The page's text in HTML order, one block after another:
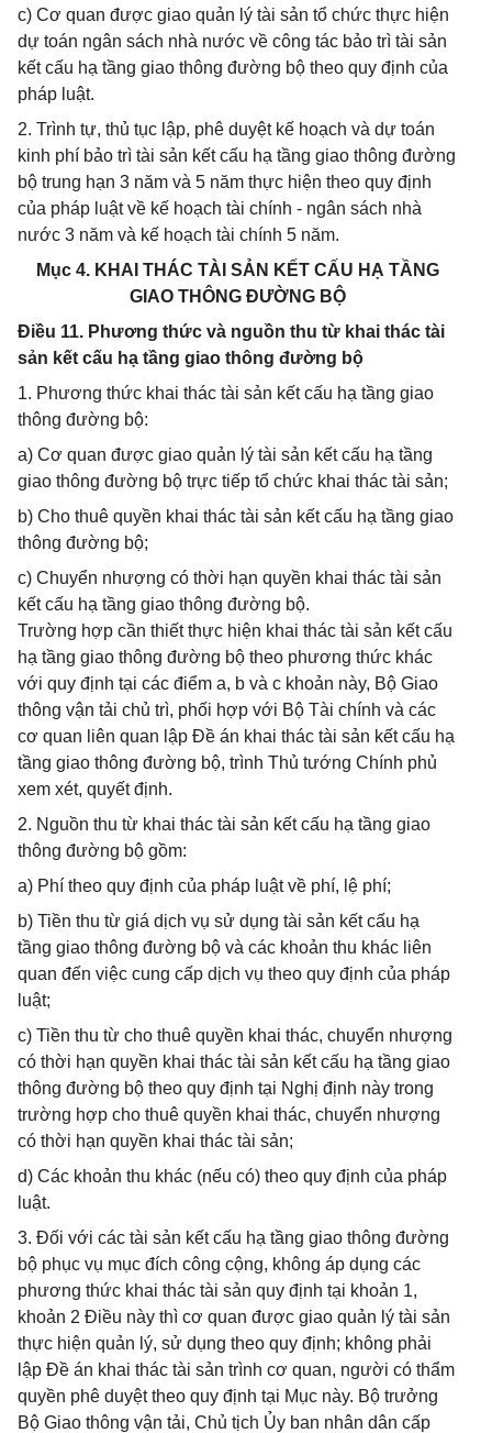
c) Cơ quan được giao quản lý tài sản tổ chức thực hiện
dự toán ngân sách nhà nước về công tác bảo trì tài sản
kết cấu hạ tầng giao thông đường bộ theo quy định của
pháp luật.
2. Trình tự, thủ tục lập, phê duyệt kế hoạch và dự toán
kinh phí bảo trì tài sản kết cấu hạ tầng giao thông đường
bộ trung hạn 3 năm và 5 năm thực hiện theo quy định
của pháp luật về kế hoạch tài chính - ngân sách nhà
nước 3 năm và kế hoạch tài chính 5 năm.
Mục 4. KHAI THÁC TÀI SẢN KẾT CẤU HẠ TẦNG
GIAO THÔNG ĐƯỜNG BỘ
Điều 11. Phương thức và nguồn thu từ khai thác tài
sản kết cấu hạ tầng giao thông đường bộ
1. Phương thức khai thác tài sản kết cấu hạ tầng giao
thông đường bộ:
a) Cơ quan được giao quản lý tài sản kết cấu hạ tầng
giao thông đường bộ trực tiếp tổ chức khai thác tài sản;
b) Cho thuê quyền khai thác tài sản kết cấu hạ tầng giao
thông đường bộ;
c) Chuyển nhượng có thời hạn quyền khai thác tài sản
kết cấu hạ tầng giao thông đường bộ.
Trường hợp cần thiết thực hiện khai thác tài sản kết cấu
hạ tầng giao thông đường bộ theo phương thức khác
với quy định tại các điểm a, b và c khoản này, Bộ Giao
thông vận tải chủ trì, phối hợp với Bộ Tài chính và các
cơ quan liên quan lập Đề án khai thác tài sản kết cấu hạ
tầng giao thông đường bộ, trình Thủ tướng Chính phủ
xem xét, quyết định.
2. Nguồn thu từ khai thác tài sản kết cấu hạ tầng giao
thông đường bộ gồm:
a) Phí theo quy định của pháp luật về phí, lệ phí;
b) Tiền thu từ giá dịch vụ sử dụng tài sản kết cấu hạ
tầng giao thông đường bộ và các khoản thu khác liên
quan đến việc cung cấp dịch vụ theo quy định của pháp
luật;
c) Tiền thu từ cho thuê quyền khai thác, chuyển nhượng
có thời hạn quyền khai thác tài sản kết cấu hạ tầng giao
thông đường bộ theo quy định tại Nghị định này trong
trường hợp cho thuê quyền khai thác, chuyển nhượng
có thời hạn quyền khai thác tài sản;
d) Các khoản thu khác (nếu có) theo quy định của pháp
luật.
3. Đối với các tài sản kết cấu hạ tầng giao thông đường
bộ phục vụ mục đích công cộng, không áp dụng các
phương thức khai thác tài sản quy định tại khoản 1,
khoản 2 Điều này thì cơ quan được giao quản lý tài sản
thực hiện quản lý, sử dụng theo quy định; không phải
lập Đề án khai thác tài sản trình cơ quan, người có thẩm
quyền phê duyệt theo quy định tại Mục này. Bộ trưởng
Bộ Giao thông vận tải, Chủ tịch Ủy ban nhân dân cấp